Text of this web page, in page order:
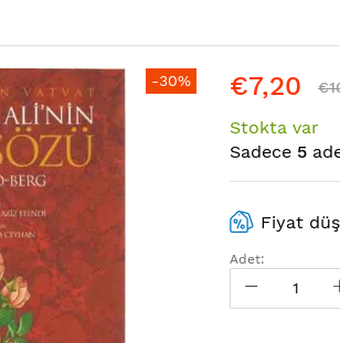
-30% €7,20
Stokta var
Sadece 5
Fiyat
Adet: